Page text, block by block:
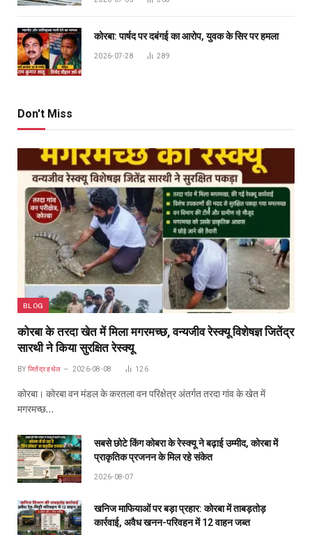
कोरबा: पार्षद पर दबंगई का आरोप, युवक के सिर पर हमला
2026-07-28 289
Don't Miss
BLOG
कोरबा के तरदा खेत में मिला मगरमच्छ, वन्यजीव रेस्क्यू विशेषज्ञ जितेंद्र
सारथी ने किया सुरक्षित रेस्क्यू
BY जितेंद्र हथेल 2026-08-08 126
कोरबा। कोरबा वन मंडल के करतला वन परिक्षेत्र अंतर्गत तरदा गांव के खेत में
मगरमच्छ…
सबसे छोटे किंग कोबरा के रेस्क्यू ने बढ़ाई उम्मीद, कोरबा में
प्राकृतिक प्रजनन के मिल रहे संकेत
2026-08-07
खनिज माफियाओं पर बड़ा प्रहार: कोरबा में ताबड़तोड़
कार्रवाई, अवैध खनन-परिवहन में 12 वाहन जब्त